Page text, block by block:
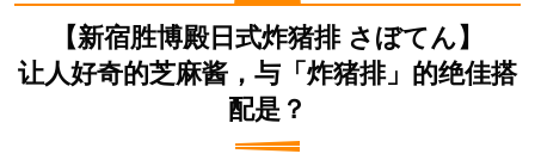
【新宿胜博殿日式炸猪排さぼてん】
让人好奇的芝麻酱，与「炸猪排」的绝佳搭
配是？